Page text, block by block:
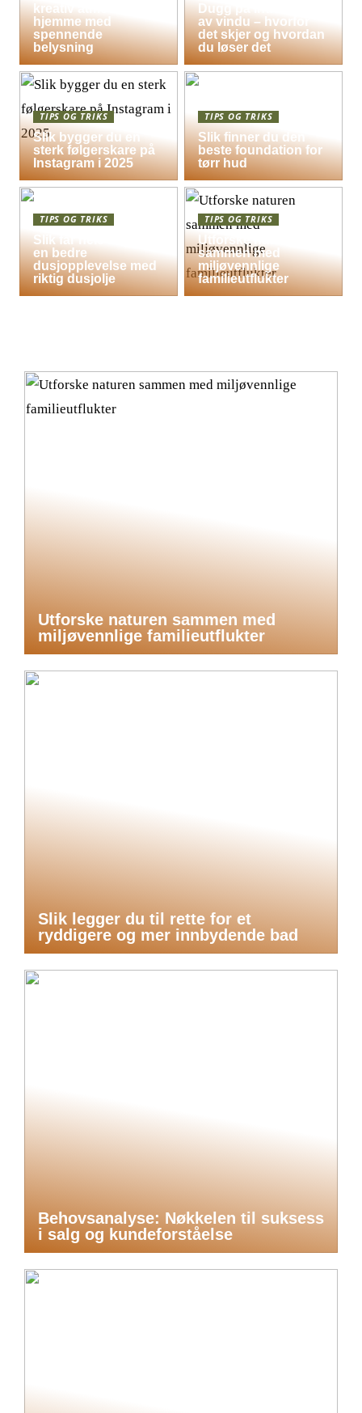
kreativ atmosfære
hjemme med
spennende
belysning
Dugg på indersiden
av vindu – hvorfor
det skjer og hvordan
du løser det
TIPS OG TRIKS
Slik bygger du en
sterk følgerskare på
Instagram i 2025
TIPS OG TRIKS
Slik finner du den
beste foundation for
tørr hud
TIPS OG TRIKS
Slik får hele familien
en bedre
dusjopplevelse med
riktig dusjolje
TIPS OG TRIKS
Utforske naturen
sammen med
miljøvennlige
familieutflukter
Utforske naturen sammen med
miljøvennlige familieutflukter
Slik legger du til rette for et
ryddigere og mer innbydende bad
Behovsanalyse: Nøkkelen til suksess
i salg og kundeforståelse